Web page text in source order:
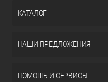
КАТАЛОГ
НАШИ ПРЕДЛОЖЕНИЯ
ПОМОЩЬ И СЕРВИСЫ